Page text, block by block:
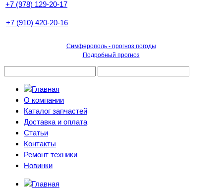
+7 (978) 129-20-17
+7 (910) 420-20-16
Симферополь - прогноз погоды
Подробный прогноз
О компании
Каталог запчастей
Доставка и оплата
Статьи
Контакты
Ремонт техники
Новинки